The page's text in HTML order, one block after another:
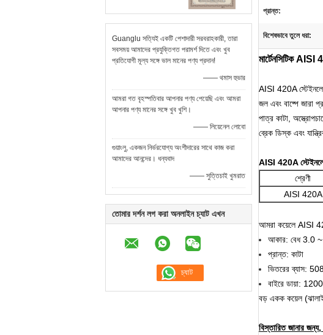
Guanglu সত্যিই একটি পেশাদারী সরবরাহকারী, তারা
সবসময় আমাদের প্রযুক্তিগত পরামর্শ দিতে এবং খুব
প্রতিযোগী মূল্য সঙ্গে ভাল মানের পণ্য প্রদান!
—— থমাস হুভার
আমরা গত বৃহস্পতিবার আপনার পণ্য পেয়েছি এবং আমরা
আপনার পণ্য মানের সঙ্গে খুব খুশি।
—— লিয়েনেল লোবো
গুয়াংলু, একজন নির্ভরযোগ্য অংশীদারের সাথে কাজ করা
আমাদের আনন্দের। ধন্যবাদ
—— সুত্তিচাই খুমরাত
তোমার দর্শন লগ করা অনলাইন চ্যাট এখন
প্রান্ত:
বিশেষভাবে তুলে ধরা:
মার্টেনসিটিক
AISI 420A
জল এবং বাষ্পে জারা
পাত্র কাটা,
ব্রেক ডিস্ক এবং
AISI 420A
শ্রেণী
AISI 420A
আমরা কয়েলে AISI
আকার: বেধ 3.0
প্রান্ত: কাটা
ভিতরের ব্যাস: 508
বাইরে ডায়া: 1200
বড় একক কয়েল
বিস্তারিত জানার